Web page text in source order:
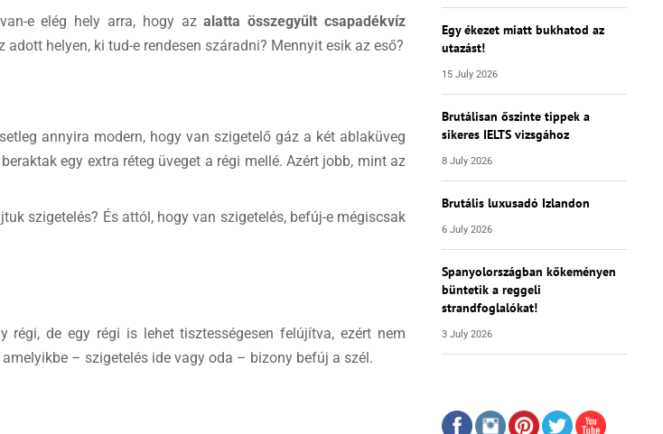
e elég hely arra, hogy azalatta összegyűlt csapadékvíz
helyen, ki tud-e rendesen száradni? Mennyit esik az eső?
annyira modern, hogy van szigetelő gáz a két ablaküveg
egy extra réteg üveget a régi mellé. Azért jobb, mint az
szigetelés? És attól, hogy van szigetelés, befúj-e mégiscsak
de egy régi is lehet tisztességesen felújítva, ezért nem
– szigetelés ide vagy oda – bizony befúj a szél.
Egy ékezet miatt bukhatod az
utazást!
15 July 2026
Brutálisan őszinte tippek a
sikeres IELTS vizsgához
8 July 2026
Brutális luxusadó Izlandon
6 July 2026
Spanyolországban kőkeményen
büntetik a reggeli
strandfoglalókat!
3 July 2026